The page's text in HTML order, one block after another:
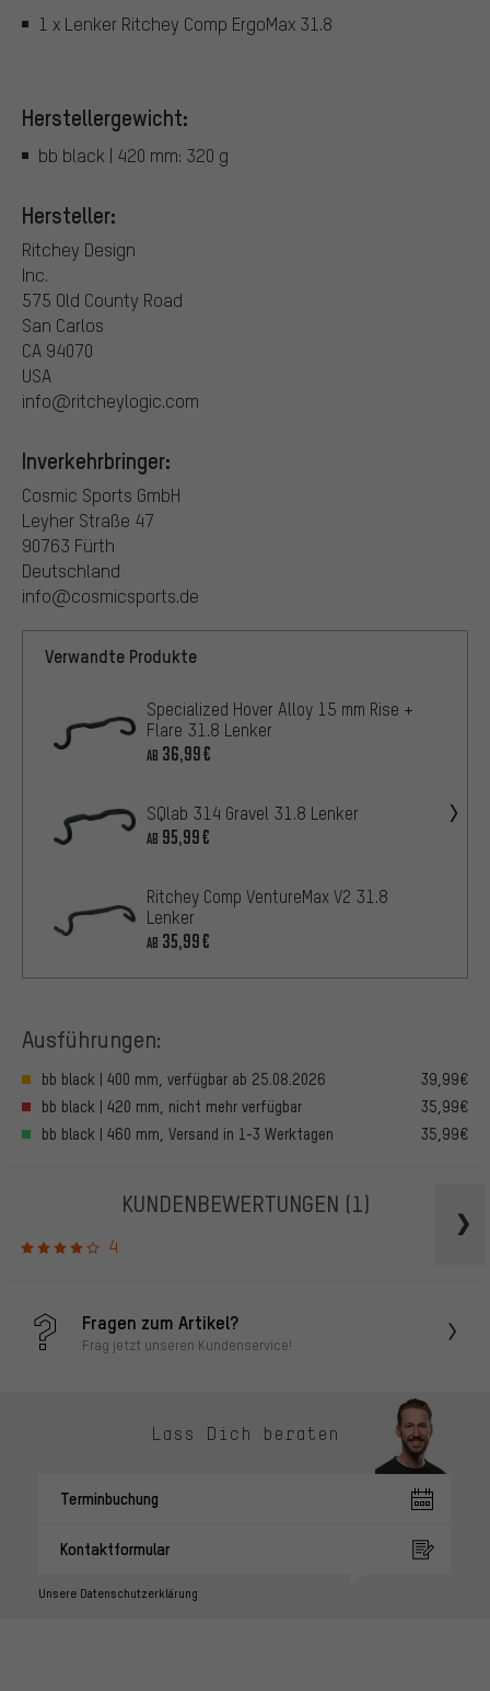
1 x Lenker Ritchey Comp ErgoMax 31.8
Herstellergewicht:
bb black | 420 mm: 320 g
Hersteller:
Ritchey Design
Inc.
575 Old County Road
San Carlos
CA 94070
USA
info@ritcheylogic.com
Inverkehrbringer:
Cosmic Sports GmbH
Leyher Straße 47
90763 Fürth
Deutschland
info@cosmicsports.de
Verwandte Produkte
Specialized Hover Alloy 15 mm Rise +
Flare 31.8 Lenker
AB 36,99€
SQlab 314 Gravel 31.8 Lenker
AB 95,99€
Ritchey Comp VentureMax V2 31.8
Lenker
AB 35,99€
Ausführungen:
bb black | 400 mm, verfügbar ab 25.08.2026
39,99€
bb black | 420 mm, nicht mehr verfügbar
35,99€
bb black | 460 mm, Versand in 1-3 Werktagen
35,99€
KUNDENBEWERTUNGEN (1)
4
Fragen zum Artikel?
Frag jetzt unseren Kundenservice!
Lass Dich beraten
Terminbuchung
Kontaktformular
Unsere Datenschutzerklärung